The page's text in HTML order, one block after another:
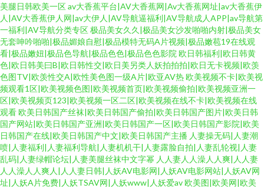
美腿日韩欧美一区av大香蕉平台|AV大香蕉网|Av大香蕉网址|av大香蕉伊
人|AV大香蕉伊人网|av大伊人|AV导航逼福利|AV导航成人APP|av导航第
一福利|AV导航分类专区极品美女久久|极品美女沙发啪啪内射|极品美女
无套呻吟啪啪|极品媚娘自慰|极品模特无码A片视频|极品嫩苞19在线观
看|极品嫩妞|极品色导航|极品色色|极品色色影院 欧日韩福利|欧日韩黄
色|欧日韩美曰B|欧日韩性交|欧日美另类人妖拍拍拍|欧日无卡视频|欧羡
色图TV|欧羡性交A|欧性美色图一级A片|欧亚AV热欧美视频不卡|欧美视
频观看1区|欧美视频色图|欧美视频首页|欧美视频偷拍|欧美视频亚洲一
区|欧美视频页123|欧美视频一区二区|欧美视频在线不卡|欧美视频在线
观看欧美日韩国产丝袜|欧美日韩国产偷拍|欧美日韩国产图片|欧美日韩
国产网站|欧美日韩国产亚洲|欧美日韩国产一区|欧美日韩国产影院|欧美
日韩国产在线|欧美日韩国产中文|欧美日韩国产主播 人妻操无码|人妻潮
喷|人妻福利|人妻福利导航|人妻机机干|人妻露脸自拍|人妻乱轮视|人妻
乱码|人妻绿帽论坛|人妻美腿丝袜中文字幂 人人妻人人澡人人爽|人人妻
人人澡人人爽人|人人妻日韩|人妖AV电影网|人妖AV电影网站|人妖AV网
址|人妖A片免费|人妖TSAV网|人妖www|人妖爱av欧美图|欧美网|欧美